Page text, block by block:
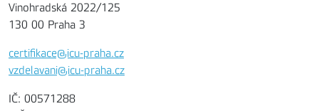
Vinohradská 2022/125
130 00 Praha 3
certifikace@icu-praha.cz
vzdelavani@icu-praha.cz
IČ: 00571288